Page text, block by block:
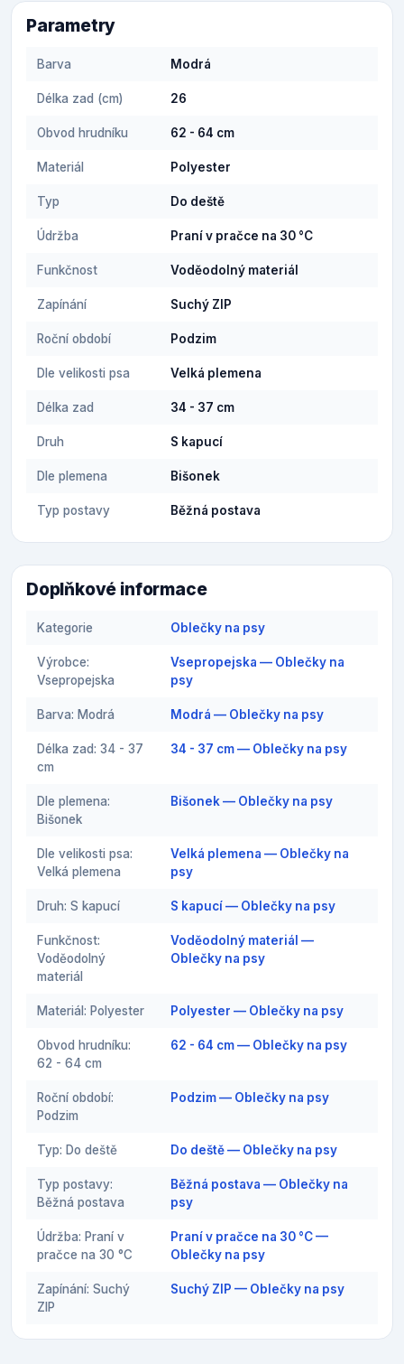
Parametry
Barva Modrá
Délka zad (cm) 26
Obvod hrudníku 62 - 64 cm
Materiál Polyester
Typ Do deště
Údržba Praní v pračce na 30 °C
Funkčnost Voděodolný materiál
Zapínání Suchý ZIP
Roční období Podzim
Dle velikosti psa Velká plemena
Délka zad 34 - 37 cm
Druh S kapucí
Dle plemena Bišonek
Typ postavy Běžná postava
Doplňkové informace
Kategorie Oblečky na psy
Výrobce:
Vsepropejska
Vsepropejska — Oblečky na
psy
Barva: Modrá Modrá — Oblečky na psy
Délka zad: 34 - 37
cm
34 - 37 cm — Oblečky na psy
Dle plemena:
Bišonek
Bišonek — Oblečky na psy
Dle velikosti psa:
Velká plemena
Velká plemena — Oblečky na
psy
Druh: S kapucí S kapucí — Oblečky na psy
Funkčnost:
Voděodolný
materiál
Voděodolný materiál —
Oblečky na psy
Materiál: Polyester Polyester — Oblečky na psy
Obvod hrudníku:
62 - 64 cm
62 - 64 cm — Oblečky na psy
Roční období:
Podzim
Podzim — Oblečky na psy
Typ: Do deště Do deště — Oblečky na psy
Typ postavy:
Běžná postava
Běžná postava — Oblečky na
psy
Údržba: Praní v
pračce na 30 °C
Praní v pračce na 30 °C —
Oblečky na psy
Zapínání: Suchý
ZIP
Suchý ZIP — Oblečky na psy